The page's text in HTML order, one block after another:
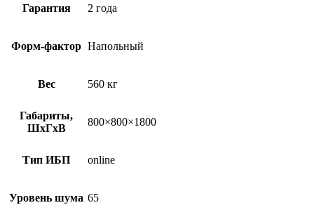
Гарантия 2 года
Форм-фактор Напольный
Вес 560 кг
Габариты,
ШхГхВ
800×800×1800
Тип ИБП online
Уровень шума 65